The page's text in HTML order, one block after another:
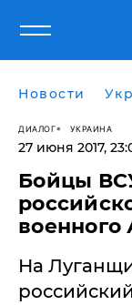
Новости
ДИАЛОГ УКРАИНА
27 июня 2017,
Бойцы
военного
На